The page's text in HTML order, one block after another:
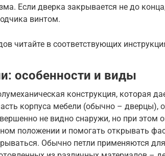
Если дверка закрывается не до
винтом.
читайте в соответствующих
особенности и виды
конструкция, которая
корпуса мебели (обычно – дверцы),
не видно снаружи, но при этом
положении и помогать открывать
Обычно петли применяются